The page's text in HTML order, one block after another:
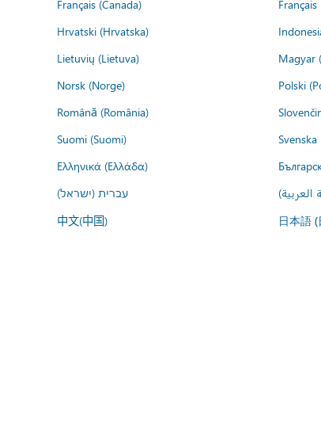
Français (Canada)
Français
Hrvatski (Hrvatska)
Lietuvių (Lietuva)
Magyar
Norsk (Norge)
Polski
Română (România)
Suomi (Suomi)
Svenska
Ελληνικά (Ελλάδα)
עברית (ישראל)
中文(中国) 日本語